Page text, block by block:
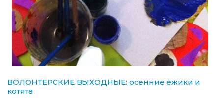
ВОЛОНТЕРСКИЕ ВЫХОДНЫЕ: осенние ежики и
котята